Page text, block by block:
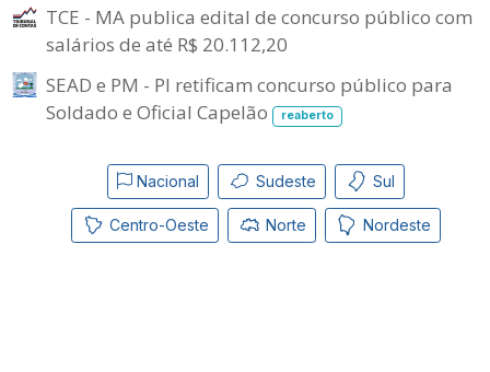
TCE - MA publica edital de concurso público com
salários de até R$ 20.112,20
SEAD e PM - PI retificam concurso público para
Soldado e Oficial Capelão
reaberto
Nacional Sudeste Sul
Centro-Oeste Norte Nordeste